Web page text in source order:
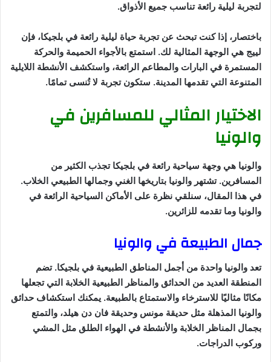
لتجربة ليلية رائعة تناسب جميع الأذواق.
باختصار، إذا كنت تبحث عن تجربة حياة ليلية رائعة في بلجيكا، فإن
لييج هي الوجهة المثالية لك. استمتع بالأجواء الحميمة والحركة
المستمرة في البارات والمطاعم الرائعة، واستكشف الأنشطة اللايلية
المتنوعة التي تقدمها المدينة. ستكون تجربة لا تُنسى تمامًا.
الاختيار المثالي للمسافرين في
والونيا
والونيا هي وجهة سياحية رائعة في بلجيكا تجذب الكثير من
المسافرين. تشتهر والونيا بتاريخها الغني وجمالها الطبيعي الخلاب.
في هذا المقال، سنلقي نظرة على الأماكن السياحية الرائعة في
والونيا وما تقدمه للزائرين.
جمال الطبيعة في والونيا
تعد والونيا واحدة من أجمل المناطق الطبيعية في بلجيكا. تضم
المنطقة العديد من الحدائق والمناظر الطبيعية الخلابة التي تجعلها
مكانًا مثاليًا للاسترخاء والاستمتاع بالطبيعة. يمكنك استكشاف حدائق
والونيا المذهلة مثل حديقة مونس وحديقة فان دن هيلد، والتمتع
بجمال المناظر الخلابة والأنشطة في الهواء الطلق مثل المشي
وركوب الدراجات.